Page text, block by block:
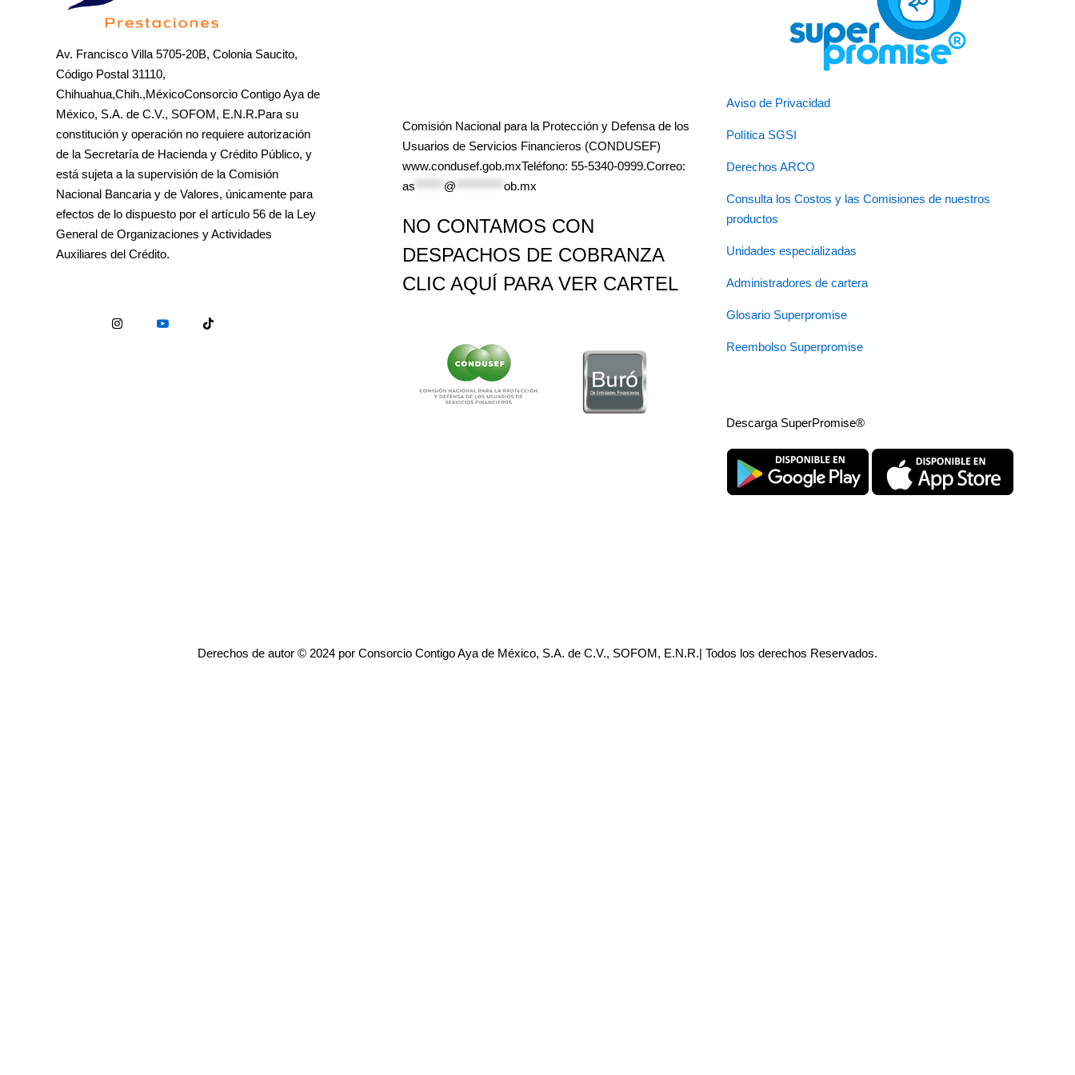
Av. Francisco Villa 5705-20B, Colonia Saucito,
Código Postal 31110,
Chihuahua,Chih.,MéxicoConsorcio Contigo Aya de
México, S.A. de C.V., SOFOM, E.N.R.Para su
constitución y operación no requiere autorización
de la Secretaría de Hacienda y Crédito Público, y
está sujeta a la supervisión de la Comisión
Nacional Bancaria y de Valores, únicamente para
efectos de lo dispuesto por el artículo 56 de la Ley
General de Organizaciones y Actividades
Auxiliares del Crédito.
Comisión Nacional para la Protección y Defensa de los
Usuarios de Servicios Financieros (CONDUSEF)
www.condusef.gob.mxTeléfono: 55-5340-0999.Correo:
as
@ ob.mx
NO CONTAMOS CON
DESPACHOS DE COBRANZA
CLIC AQUÍ PARA VER CARTEL
Aviso de Privacidad
Política SGSI
Derechos ARCO
Consulta los Costos y las Comisiones de nuestros
productos
Unidades especializadas
Administradores de cartera
Glosario Superpromise
Reembolso Superpromise
Descarga SuperPromise®
Derechos de autor © 2024 por Consorcio Contigo Aya de México, S.A. de C.V., SOFOM, E.N.R.| Todos los derechos Reservados.